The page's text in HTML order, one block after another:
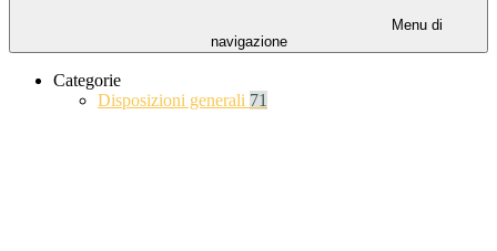
Menu di
navigazione
Categorie
Disposizioni generali 71